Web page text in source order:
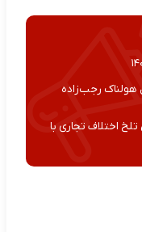
هولناک رجب‌زاده
اختلاف تجاری با